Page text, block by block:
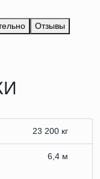
Отзывы
23 200 кг
6,4 м